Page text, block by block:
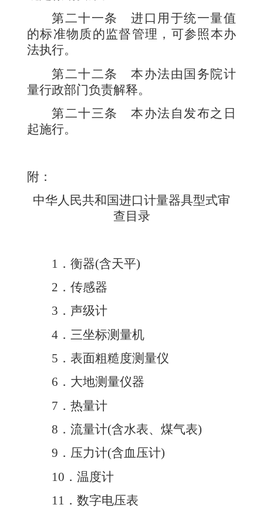
第二十一条进口用于统一量值
的标准物质的监督管理，可参照本办
法执行。
第二十二条本办法由国务院计
量行政部门负责解释。
第二十三条本办法自发布之日
起施行。
附：
中华人民共和国进口计量器具型式审
查目录
1 ．衡器(含天平)
2 ．传感器
3 ．声级计
4 ．三坐标测量机
5 ．表面粗糙度测量仪
6 ．大地测量仪器
7 ．热量计
8 ．流量计(含水表、煤气表)
9 ．压力计(含血压计)
10 ．温度计
11 ．数字电压表